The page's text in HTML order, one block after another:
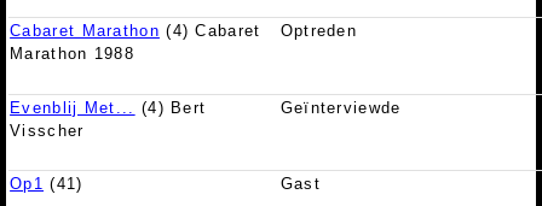
Cabaret Marathon (4) Cabaret
Marathon 1988
Optreden
Evenblij Met...
(4) Bert
Visscher
Geïnterviewde
Op1 (41) Gast